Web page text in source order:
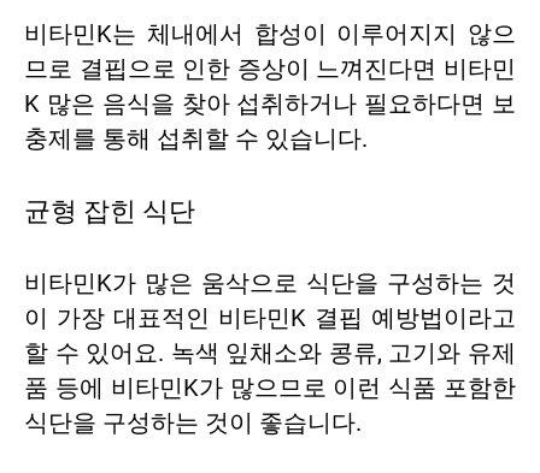
비타민K는 체내에서 합성이 이루어지지 않으
므로 결핍으로 인한 증상이 느껴진다면 비타민
K 많은 음식을 찾아 섭취하거나 필요하다면 보
충제를 통해 섭취할 수 있습니다.
균형 잡힌 식단
비타민K가 많은 움삭으로 식단을 구성하는 것
이 가장 대표적인 비타민K 결핍 예방법이라고
할 수 있어요. 녹색 잎채소와 콩류, 고기와 유제
품 등에 비타민K가 많으므로 이런 식품 포함한
식단을 구성하는 것이 좋습니다.